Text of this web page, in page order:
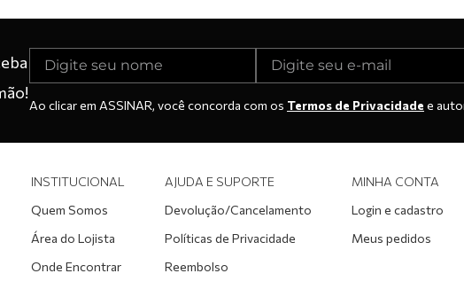
Ao clicar em ASSINAR, você concorda com os Termos de Privacidade e
INSTITUCIONAL
Quem Somos
Área do Lojista
Onde Encontrar
AJUDA E SUPORTE
Devolução/Cancelamento
Políticas de Privacidade
Reembolso
MINHA CONTA
Login e cadastro
Meus pedidos